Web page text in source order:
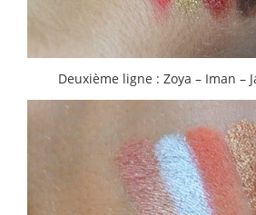
Deuxième ligne : Zoya – Iman –